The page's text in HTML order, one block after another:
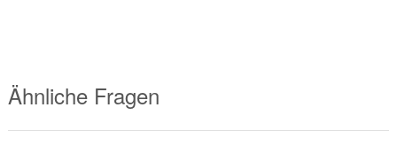
Ähnliche Fragen